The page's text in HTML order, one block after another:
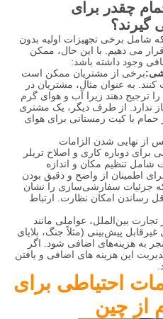
چقدر برای
گیرند؟
شامل برخی تجهیزات اولیه بدون
می دهیم. با این حال، ممکن
وجود داشته باشد:
برخی از مشتریان ممکن است
به عنوان مثال، مشتریان در
ترجیح دهند زیرا آب و هوای گرم
ندارد. از طرف دیگر، یک مشتری
با کیت زمستانی برای هوای
از نهایی شدن الزامات
دوباره کاری و اصلاح تریلر
تنظیم مکان و اندازه
اطمینان از واضح و دقیق بودن
جزئیات سفارشی‌سازی را نشان
رساندن امکان نظارت. ارتباط
تجارت بین‌الملل، عواملی مانند
پیش‌بینی (مثلاً جنگ، بلایای
به هزینه‌های اضافی شود. اگر
این هزینه های اضافی و یافتن
احتیاطی برای
از چین